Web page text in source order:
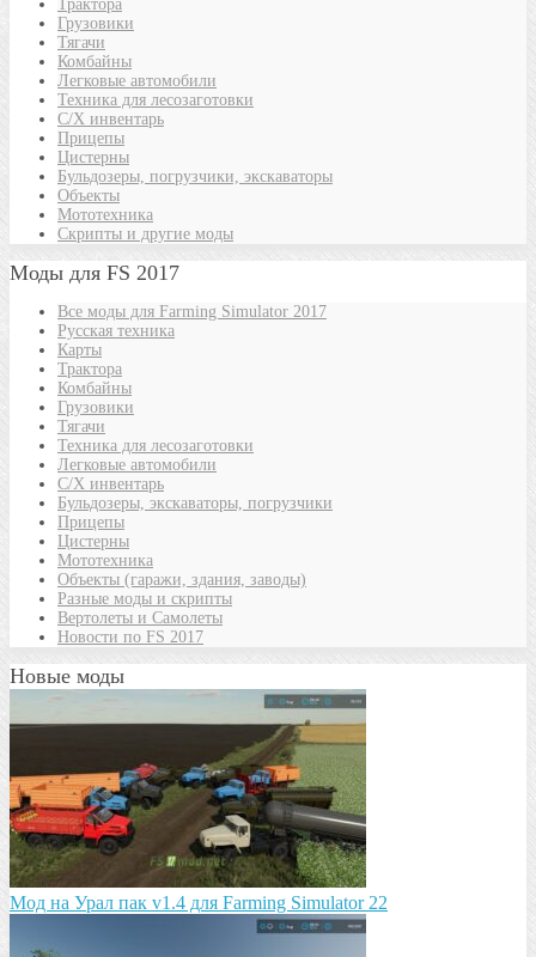
Трактора
Грузовики
Тягачи
Комбайны
Легковые автомобили
Техника для лесозаготовки
С/Х инвентарь
Прицепы
Цистерны
Бульдозеры, погрузчики, экскаваторы
Объекты
Мототехника
Скрипты и другие моды
Моды для FS 2017
Все моды для Farming Simulator 2017
Русская техника
Карты
Трактора
Комбайны
Грузовики
Тягачи
Техника для лесозаготовки
Легковые автомобили
С/Х инвентарь
Бульдозеры, экскаваторы, погрузчики
Прицепы
Цистерны
Мототехника
Объекты (гаражи, здания, заводы)
Разные моды и скрипты
Вертолеты и Самолеты
Новости по FS 2017
Новые моды
Мод на Урал пак v1.4 для Farming Simulator 22